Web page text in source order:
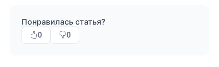
Понравилась статья?
0 0